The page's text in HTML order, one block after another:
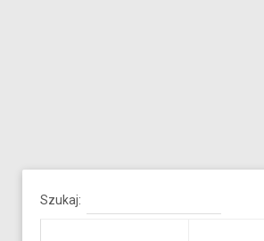
Szukaj: